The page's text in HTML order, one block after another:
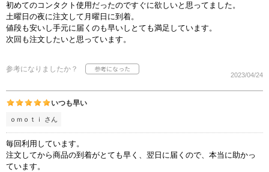
初めてのコンタクト使用だったのですぐに欲しいと思ってました。
土曜日の夜に注文して月曜日に到着。
値段も安いし手元に届くのも早いしとても満足しています。
次回も注文したいと思っています。
参考になりましたか？
2023/04/24
いつも早い
ｏｍｏｔｉ さん
毎回利用しています。
注文してから商品の到着がとても早く、翌日に届くので、本当に助かっ
ています。